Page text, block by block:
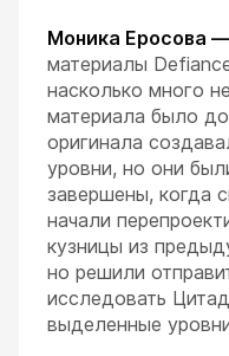
Моника Еросова
материалы
насколько много
материала было
оригинала
уровни, но они
завершены, когда
начали
кузницы из
но решили
исследовать
выделенные